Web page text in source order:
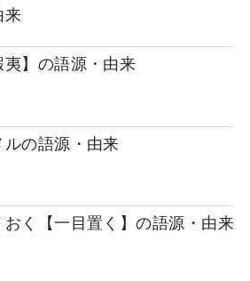
来
夷】の語源・由来
ルの語源・由来
おく【一目置く】の語源・由来